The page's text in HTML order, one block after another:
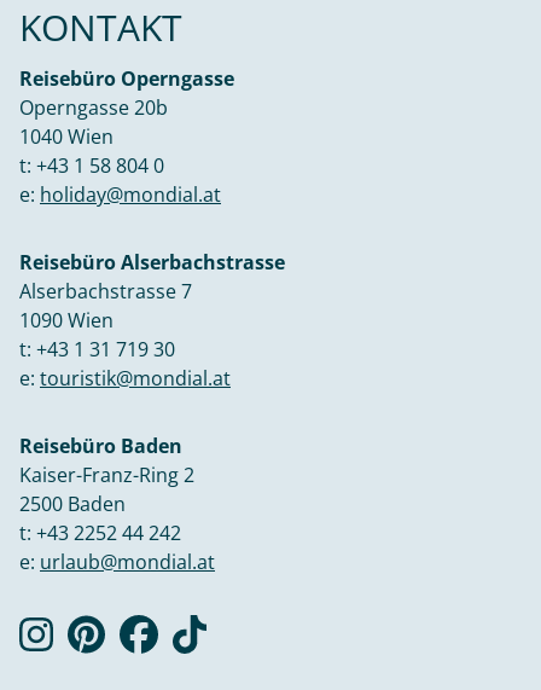
KONTAKT
Reisebüro Operngasse
Operngasse 20b
1040 Wien
t: +43 1 58 804 0
e: holiday@mondial.at
Reisebüro Alserbachstrasse
Alserbachstrasse 7
1090 Wien
t: +43 1 31 719 30
e: touristik@mondial.at
Reisebüro Baden
Kaiser-Franz-Ring 2
2500 Baden
t: +43 2252 44 242
e: urlaub@mondial.at